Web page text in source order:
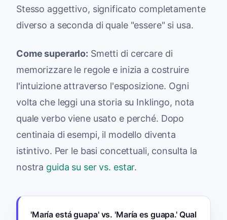
Stesso aggettivo, significato completamente
diverso a seconda di quale "essere" si usa.
Come superarlo: Smetti di cercare di
memorizzare le regole e inizia a costruire
l'intuizione attraverso l'esposizione. Ogni
volta che leggi una storia su Inklingo, nota
quale verbo viene usato e perché. Dopo
centinaia di esempi, il modello diventa
istintivo. Per le basi concettuali, consulta la
nostra guida su ser vs. estar.
'María está guapa' vs. 'María es guapa.' Qual